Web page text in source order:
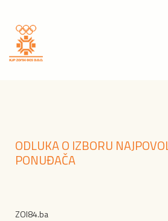
ODLUKA O IZBORU
PONUĐAČA
ZOI84.ba